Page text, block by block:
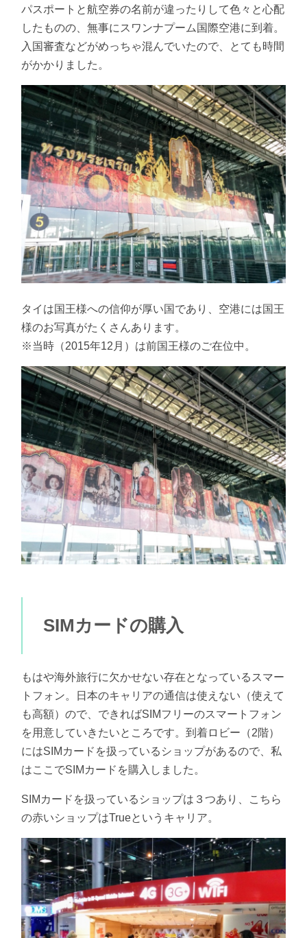
パスポートと航空券の名前が違ったりして色々と心配
したものの、無事にスワンナプーム国際空港に到着。
入国審査などがめっちゃ混んでいたので、とても時間
がかかりました。
タイは国王様への信仰が厚い国であり、空港には国王
様のお写真がたくさんあります。
※当時（2015年12月）は前国王様のご在位中。
SIMカードの購入
もはや海外旅行に欠かせない存在となっているスマー
トフォン。日本のキャリアの通信は使えない（使えて
も高額）ので、できればSIMフリーのスマートフォン
を用意していきたいところです。到着ロビー（2階）
にはSIMカードを扱っているショップがあるので、私
はここでSIMカードを購入しました。
SIMカードを扱っているショップは３つあり、こちら
の赤いショップはTrueというキャリア。